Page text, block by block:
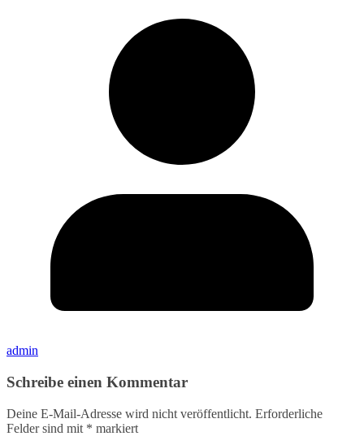
admin
Schreibe einen Kommentar
Deine E-Mail-Adresse wird nicht veröffentlicht. Erforderliche
Felder sind mit * markiert